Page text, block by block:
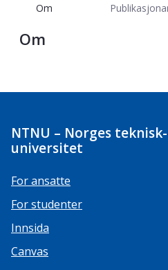
Om
Om
NTNU – Norges
universitet
For ansatte
For studenter
Innsida
Canvas